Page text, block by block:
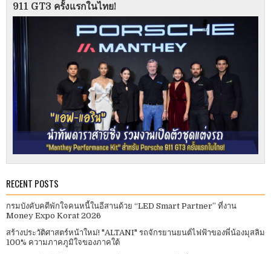
911 GT3 ครั้งแรกในไทย!
RECENT POSTS
กรมบังคับคดีพักใจคนหนี้ในอีสานด้วย “LED Smart Partner” ที่งาน
Money Expo Korat 2026
สร้างประวัติศาสตร์หน้าใหม่! "ALTANI" รถจักรยานยนต์ไฟฟ้าของพี่น้องมุสลิม
100% ความภาคภูมิใจของภาคใต้